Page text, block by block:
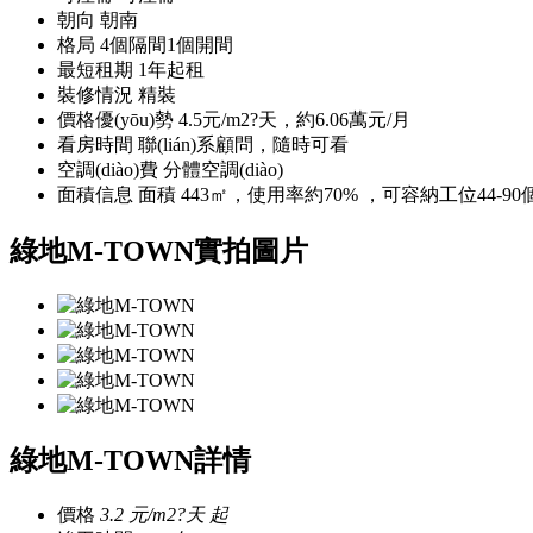
朝向 朝南
格局 4個隔間1個開間
最短租期 1年起租
裝修情況 精裝
價格優(yōu)勢 4.5元/m2?天，約6.06萬元/月
看房時間 聯(lián)系顧問，隨時可看
空調(diào)費 分體空調(diào)
面積信息 面積 443㎡，使用率約70% ，可容納工位44-90
綠地M-TOWN實拍圖片
綠地M-TOWN詳情
價格 3.2 元/m2?天 起